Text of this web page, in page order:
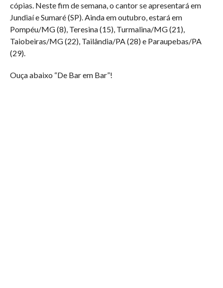
cópias. Neste fim de semana, o cantor se apresentará em
Jundiaí e Sumaré (SP). Ainda em outubro, estará em
Pompéu/MG (8), Teresina (15), Turmalina/MG (21),
Taiobeiras/MG (22), Tailândia/PA (28) e Paraupebas/PA
(29).
Ouça abaixo “De Bar em Bar”!